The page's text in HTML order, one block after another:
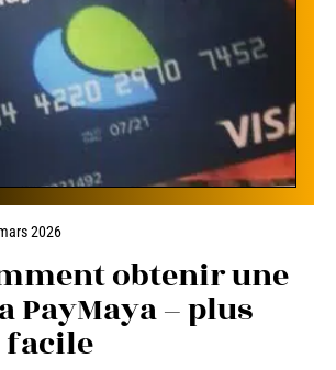
2026
obtenir une
PayMaya – plus
facile